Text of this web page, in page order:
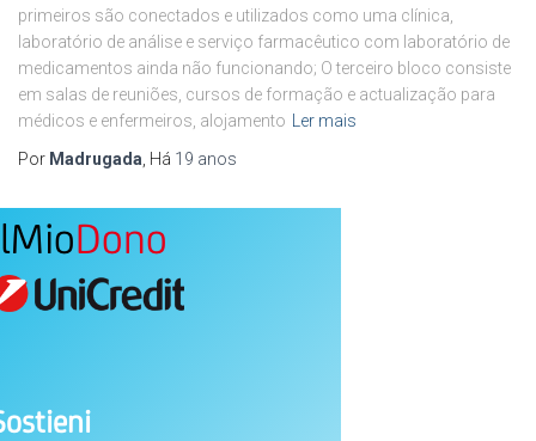
primeiros são conectados e utilizados como uma clínica,
laboratório de análise e serviço farmacêutico com laboratório de
medicamentos ainda não funcionando; O terceiro bloco consiste
em salas de reuniões, cursos de formação e actualização para
médicos e enfermeiros, alojamento
Ler mais
Por Madrugada , Há 19 anos
Dono